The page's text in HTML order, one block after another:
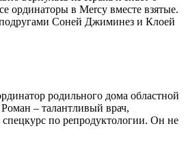
ординаторы в Mercy вместе взятые.
Соней Джиминез и Клоей
родильного дома областной
– талантливый врач,
по репродуктологии. Он не